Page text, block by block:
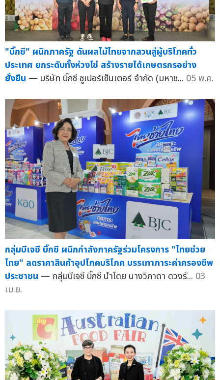
"บิ๊กซี" ผนึกภาครัฐ ดันผลไม้ไทยจากสวนสู่ผู้บริโภคทั่ว
ประเทศ ยกระดับทั้งห่วงโซ่ สร้างรายได้เกษตรกรอย่าง
ยั่งยืน — บริษัท บิ๊กซี ซูเปอร์เซ็นเตอร์ จำกัด (มหาช... 05 พ.ค.
กลุ่มบีเจซี บิ๊กซี ผนึกกำลังภาครัฐร่วมโครงการ "ไทยช่วย
ไทย" ลดราคาสินค้าอุปโภคบริโภค บรรเทาภาระค่าครองชีพ
ประชาชน — กลุ่มบีเจซี บิ๊กซี นำโดย นางวิภาดา ดวงรั... 03
เม.ย.